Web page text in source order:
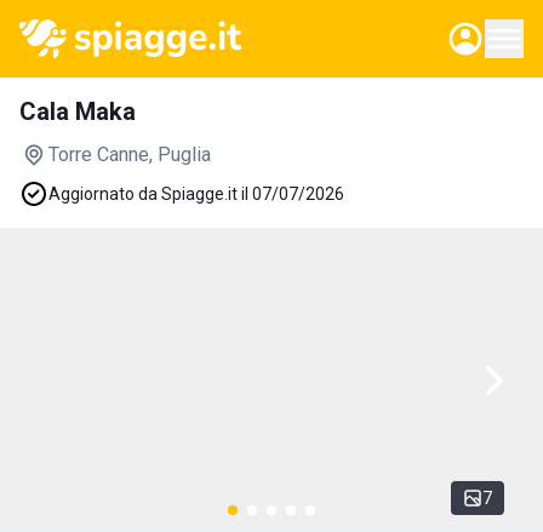
Cala Maka
Torre Canne, Puglia
Aggiornato da Spiagge.it il 07/07/2026
7